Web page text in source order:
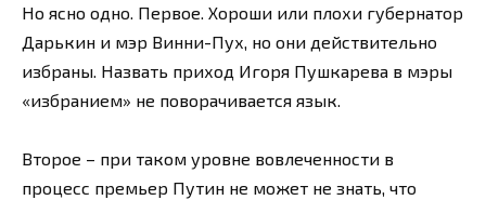
Но ясно одно. Первое. Хороши или плохи губернатор
Дарькин и мэр Винни-Пух, но они действительно
избраны. Назвать приход Игоря Пушкарева в мэры
«избранием» не поворачивается язык.
Второе – при таком уровне вовлеченности в
процесс премьер Путин не может не знать, что